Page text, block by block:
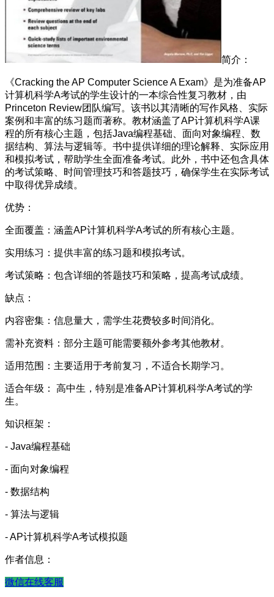
简介：
《Cracking the AP Computer Science A Exam》是为准备AP
计算机科学A考试的学生设计的一本综合性复习教材，由
Princeton Review团队编写。该书以其清晰的写作风格、实际
案例和丰富的练习题而著称。教材涵盖了AP计算机科学A课
程的所有核心主题，包括Java编程基础、面向对象编程、数
据结构、算法与逻辑等。书中提供详细的理论解释、实际应用
和模拟考试，帮助学生全面准备考试。此外，书中还包含具体
的考试策略、时间管理技巧和答题技巧，确保学生在实际考试
中取得优异成绩。
优势：
全面覆盖：涵盖AP计算机科学A考试的所有核心主题。
实用练习：提供丰富的练习题和模拟考试。
考试策略：包含详细的答题技巧和策略，提高考试成绩。
缺点：
内容密集：信息量大，需学生花费较多时间消化。
需补充资料：部分主题可能需要额外参考其他教材。
适用范围：主要适用于考前复习，不适合长期学习。
适合年级： 高中生，特别是准备AP计算机科学A考试的学
生。
知识框架：
- Java编程基础
- 面向对象编程
- 数据结构
- 算法与逻辑
- AP计算机科学A考试模拟题
作者信息：
微信在线客服